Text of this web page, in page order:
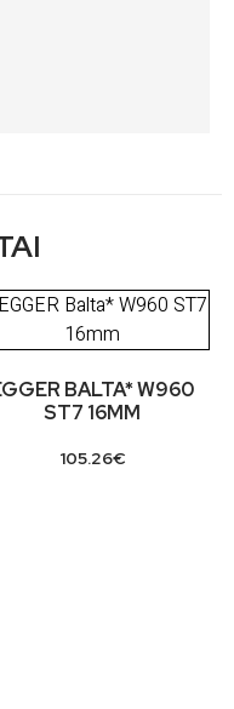
BALTA* W960
ST7 16MM
105.26€